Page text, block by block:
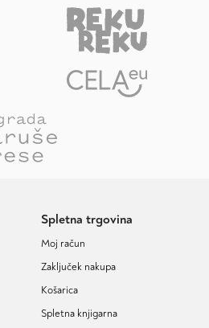
Spletna trgovina
Moj račun
Zaključek nakupa
Košarica
Spletna knjigarna